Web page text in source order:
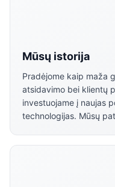
Mūsų istorija
Pradėjome kaip maža
atsidavimo bei klientų
investuojame į naujas
technologijas. Mūsų